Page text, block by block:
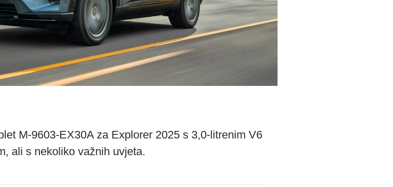
M-9603-EX30A za Explorer 2025 s 3,0-litrenim V6
ali s nekoliko važnih uvjeta.